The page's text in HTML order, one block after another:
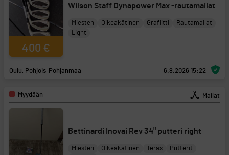
400 €
Wilson Staff Dynapower Max -rautamailat
Miesten Oikeakätinen Grafiitti
Rautamailat
Light
Oulu, Pohjois-Pohjanmaa 6.8.2026 15:22
Myydään Mailat
Bettinardi Inovai Rev 34" putteri right
Miesten Oikeakätinen Teräs
Putterit